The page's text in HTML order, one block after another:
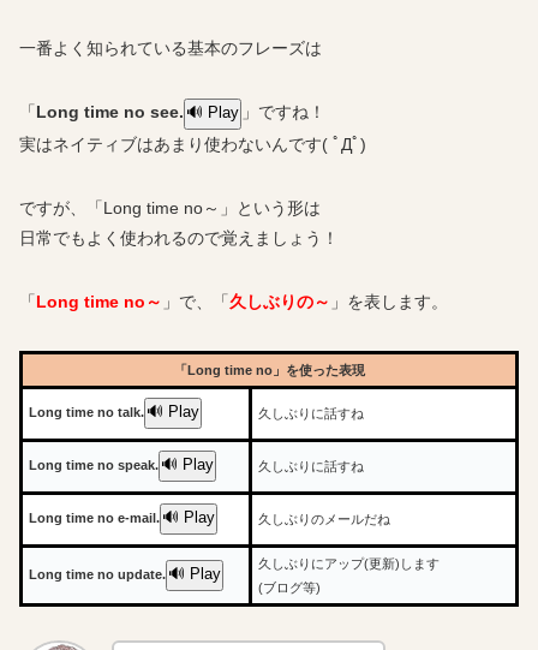
一番よく知られている基本のフレーズは
「Long time no see. 🔊 Play 」ですね！
実はネイティブはあまり使わないんです( ﾟДﾟ)
ですが、「Long time no～」という形は
日常でもよく使われるので覚えましょう！
「Long time no～ 」で、「久しぶりの～ 」を表します。
「Long time no」を使った表現
Long time no talk. 🔊 Play 久しぶりに話すね
Long time no speak. 🔊 Play 久しぶりに話すね
Long time no e-mail. 🔊 Play 久しぶりのメールだね
Long time no update. 🔊 Play
久しぶりにアップ(更新)します
(ブログ等)